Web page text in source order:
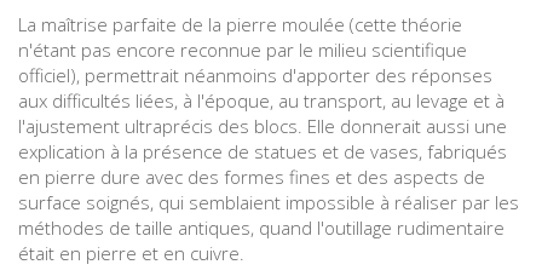
La maîtrise parfaite de la pierre moulée (cette théorie
n'étant pas encore reconnue par le milieu scientifique
officiel), permettrait néanmoins d'apporter des réponses
aux difficultés liées, à l'époque, au transport, au levage et à
l'ajustement ultraprécis des blocs. Elle donnerait aussi une
explication à la présence de statues et de vases, fabriqués
en pierre dure avec des formes fines et des aspects de
surface soignés, qui semblaient impossible à réaliser par les
méthodes de taille antiques, quand l'outillage rudimentaire
était en pierre et en cuivre.